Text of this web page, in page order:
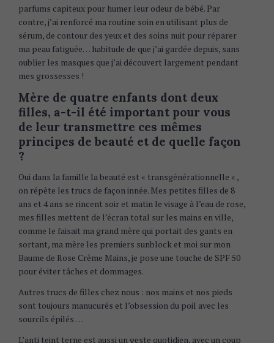
parfums capiteux pour humer leur odeur de bébé. Par
contre, j’ai renforcé ma routine soin en utilisant plus de
sérum, de contour des yeux et des soins nuit pour réparer
ma peau fatiguée… habitude de que j’ai gardée depuis, sans
oublier les masques que j’ai découvert largement pendant
mes grossesses !
Mère de quatre enfants dont deux
filles, a-t-il été important pour vous
de leur transmettre ces mêmes
principes de beauté et de quelle façon
?
Oui dans la famille la beauté est « transgénérationnelle « ,
on répète les trucs de façon innée. Mes petites filles de 8
ans et 4 ans se rincent soir et matin le visage à l’eau de rose,
mes filles mettent de l’écran total sur les mains en ville,
comme le faisait ma grand mère qui portait des gants en
sortant, ma mère les premiers sunblock et moi sur mon
Baume de Rose Crème Mains, je pose une touche de SPF 50
pour éviter tâches et dommages.
Autres trucs de filles chez nous : nos mains et nos pieds
sont toujours manucurés et l’obsession du poil avec les
sourcils épilés …
L’anti teint terne est aussi un geste quotidien, avec un coup